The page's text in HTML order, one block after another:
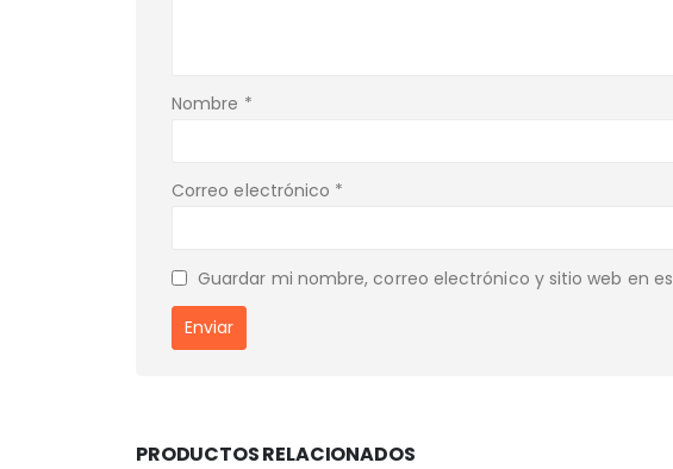
Nombre *
Correo electrónico *
Guardar mi nombre, correo electrónico y sitio web en
PRODUCTOS RELACIONADOS